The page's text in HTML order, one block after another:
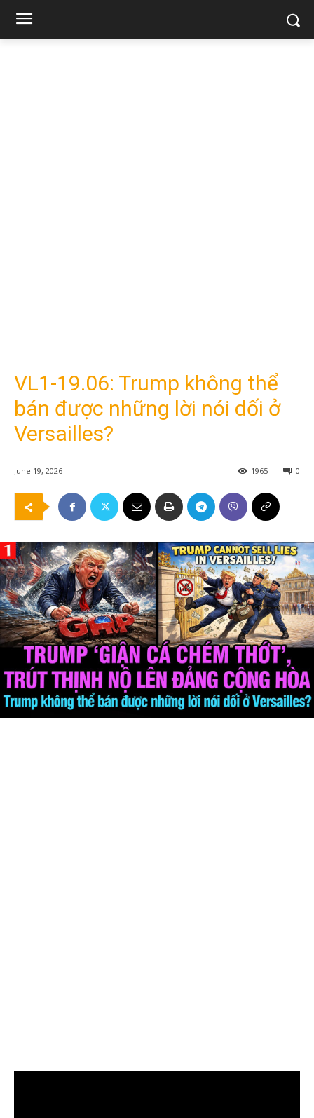
VL1-19.06: Trump không thể
bán được những lời nói dối ở
Versailles?
June 19, 2026 0
1965